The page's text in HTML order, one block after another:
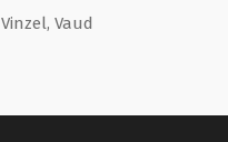
Vinzel, Vaud